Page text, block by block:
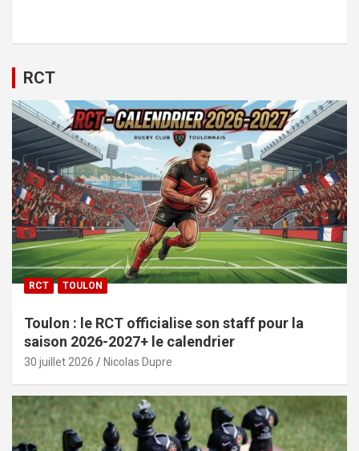
RCT
RCT TOULON
Toulon : le RCT officialise son staff pour la
saison 2026-2027+ le calendrier
30 juillet 2026 Nicolas Dupre